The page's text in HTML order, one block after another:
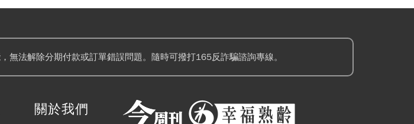
無法解除分期付款或訂單錯誤問題。隨時可撥打165反詐騙諮詢專線。
關於我們